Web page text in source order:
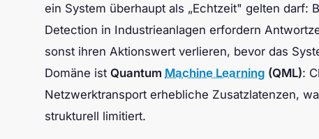
ein System überhaupt als „Echtzeit" gelten darf:
Detection in Industrieanlagen erfordern
sonst ihren Aktionswert verlieren, bevor das
Domäne ist Quantum Machine Learning (QML):
Netzwerktransport erhebliche Zusatzlatenzen,
strukturell limitiert.